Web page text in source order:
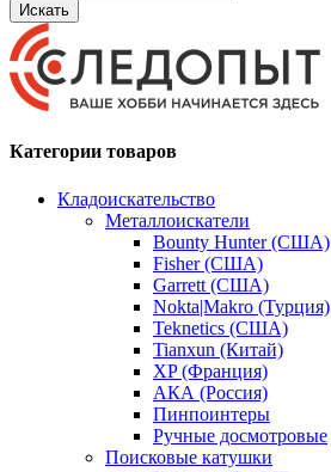
Искать
Категории товаров
Кладоискательство
Металлоискатели
Bounty Hunter (США)
Fisher (США)
Garrett (США)
Nokta|Makro (Турция)
Teknetics (США)
Tianxun (Китай)
XP (Франция)
АКА (Россия)
Пинпоинтеры
Ручные досмотровые
Поисковые катушки